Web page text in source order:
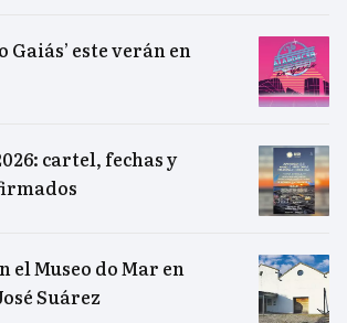
Gaiás’ este verán en
cartel, fechas y
el Museo do Mar en
Suárez